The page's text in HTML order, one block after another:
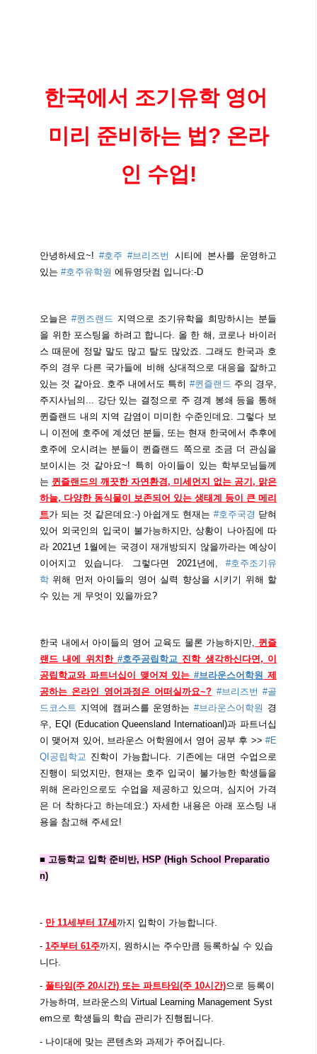
한국에서 조기유학 영어
미리 준비하는 법? 온라
인 수업!
안녕하세요~!#호주 #브리즈번
시티에 본사를 운영하고
있는 #호주유학원 에듀영닷컴 입니다:-D
오늘은 #퀸즈랜드 지역으로 조기유학을 희망하시는 분들
을 위한 포스팅을 하려고 합니다. 올 한 해, 코로나 바이러
스 때문에 정말 말도 많고 탈도 많았죠. 그래도 한국과 호
주의 경우 다른 국가들에 비해 상대적으로 대응을 잘하고
있는 것 같아요. 호주 내에서도 특히 #퀸즐랜드 주의 경우,
주지사님의... 강단 있는 결정으로 주 경계 봉쇄 등을 통해
퀸즐랜드 내의 지역 감염이 미미한 수준인데요. 그렇다 보
니 이전에 호주에 계셨던 분들, 또는 현재 한국에서 추후에
호주에 오시려는 분들이 퀸즐랜드 쪽으로 조금 더 관심을
보이시는 것 같아요~! 특히 아이들이 있는 학부모님들께
는 퀸즐랜드의 깨끗한 자연환경, 미세먼지 없는 공기, 맑은
하늘, 다양한 동식물이 보존되어 있는 생태계 등이 큰 메리
트가 되는 것 같은데요:-) 아쉽게도 현재는 #호주국경 닫혀
있어 외국인의 입국이 불가능하지만, 상황이 나아짐에 따
라 2021년 1월에는 국경이 재개방되지 않을까라는 예상이
이어지고 있습니다. 그렇다면 2021년에, #호주조기유
학 위해 먼저 아이들의 영어 실력 향상을 시키기 위해 할
수 있는 게 무엇이 있을까요?
한국 내에서 아이들의 영어 교육도 물론 가능하지만, 퀸즐
랜드 내에 위치한 #호주공립학교 진학 생각하신다면, 이
공립학교와 파트너십이 맺어져 있는#브라운스어학원 제
공하는 온라인 영어과정은 어떠실까요~? #브리즈번 #골
드코스트 지역에 캠퍼스를 운영하는#브라운스어학원 경
우, EQI (Education Queensland Internatioanl)과 파트너십
이 맺어져 있어, 브라운스 어학원에서 영어 공부 후 >> #E
QI공립학교 진학이 가능합니다. 기존에는 대면 수업으로
진행이 되었지만, 현재는 호주 입국이 불가능한 학생들을
위해 온라인으로도 수업을 제공하고 있으며, 심지어 가격
은 더 착하다고 하는데요:) 자세한 내용은 아래 포스팅 내
용을 참고해 주세요!
■ 고등학교 입학 준비반, HSP (High School Preparatio
n)
- 만 11세부터 17세 까지 입학이 가능합니다.
- 1주부터 61주까지, 원하시는 주수만큼 등록하실 수 있습
니다.
- 풀타임(주 20시간) 또는 파트타임(주 10시간)으로 등록이
가능하며, 브라운스의 Virtual Learning Management Syst
em으로 학생들의 학습 관리가 진행됩니다.
- 나이대에 맞는 콘텐츠와 과제가 주어집니다.